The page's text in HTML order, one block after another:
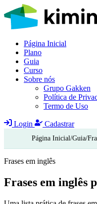
Página Inicial
Plano
Guia
Curso
Sobre nós
Grupo Gakken
Política de
Termo de Uso
Login Cadastrar
Página Inicial/Guia/
Frases em inglês
Frases em inglês